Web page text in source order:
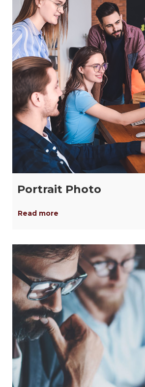
Portrait Photo
Read more